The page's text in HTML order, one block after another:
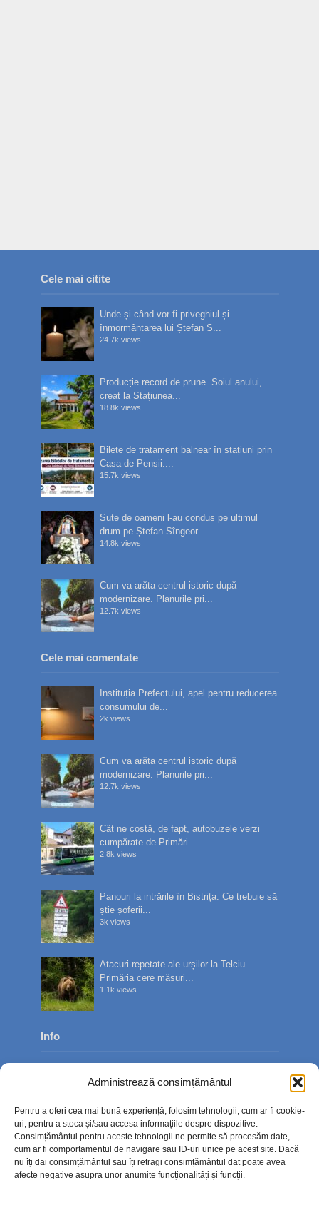
Administrează consimțământul
Pentru a oferi cea mai bună experiență, folosim tehnologii, cum ar fi cookie-
uri, pentru a stoca și/sau accesa informațiile despre dispozitive.
Consimțământul pentru aceste tehnologii ne permite să procesăm date,
cum ar fi comportamentul de navigare sau ID-uri unice pe acest site. Dacă
nu îți dai consimțământul sau îți retragi consimțământul dat poate avea
afecte negative asupra unor anumite funcționalități și funcții.
Cele mai citite
Unde și când vor fi priveghiul și
înmormântarea lui Ștefan S...
24.7k views
Producție record de prune. Soiul anului,
creat la Stațiunea...
18.8k views
Bilete de tratament balnear în stațiuni prin
Casa de Pensii:...
15.7k views
Sute de oameni l-au condus pe ultimul
drum pe Ștefan Sîngeor...
14.8k views
Cum va arăta centrul istoric după
modernizare. Planurile pri...
12.7k views
Cele mai comentate
Instituția Prefectului, apel pentru reducerea
consumului de...
2k views
Cum va arăta centrul istoric după
modernizare. Planurile pri...
12.7k views
Cât ne costă, de fapt, autobuzele verzi
cumpărate de Primări...
2.8k views
Panouri la intrările în Bistrița. Ce trebuie să
știe șoferii...
3k views
Atacuri repetate ale urșilor la Telciu.
Primăria cere măsuri...
1.1k views
Info
Contact
Politica de confidențialitate
Politică cookie-uri (UE)